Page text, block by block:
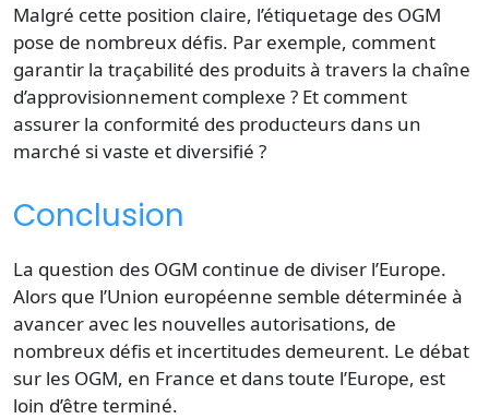
Malgré cette position claire, l’étiquetage des OGM
pose de nombreux défis. Par exemple, comment
garantir la traçabilité des produits à travers la chaîne
d’approvisionnement complexe ? Et comment
assurer la conformité des producteurs dans un
marché si vaste et diversifié ?
Conclusion
La question des OGM continue de diviser l’Europe.
Alors que l’Union européenne semble déterminée à
avancer avec les nouvelles autorisations, de
nombreux défis et incertitudes demeurent. Le débat
sur les OGM, en France et dans toute l’Europe, est
loin d’être terminé.